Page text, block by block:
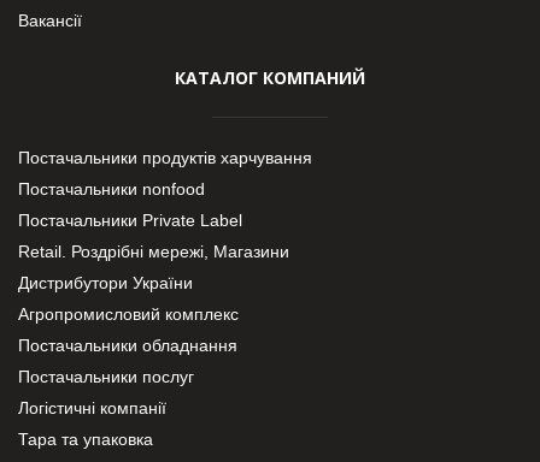
Вакансії
КАТАЛОГ КОМПАНИЙ
Постачальники продуктів харчування
Постачальники nonfood
Постачальники Private Label
Retail. Роздрібні мережі, Магазини
Дистрибутори України
Агропромисловий комплекс
Постачальники обладнання
Постачальники послуг
Логістичні компанії
Тара та упаковка